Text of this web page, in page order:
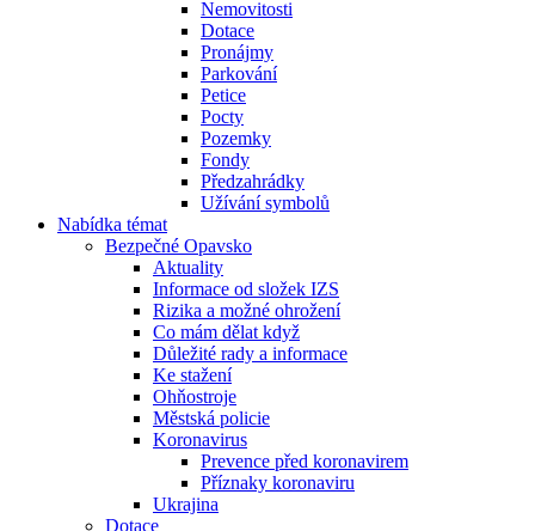
Nemovitosti
Dotace
Pronájmy
Parkování
Petice
Pocty
Pozemky
Fondy
Předzahrádky
Užívání symbolů
Nabídka témat
Bezpečné Opavsko
Aktuality
Informace od složek IZS
Rizika a možné ohrožení
Co mám dělat když
Důležité rady a informace
Ke stažení
Ohňostroje
Městská policie
Koronavirus
Prevence před koronavirem
Příznaky koronaviru
Ukrajina
Dotace